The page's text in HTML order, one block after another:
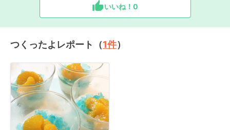
いいね！ 0
つくったよレポート（1件）